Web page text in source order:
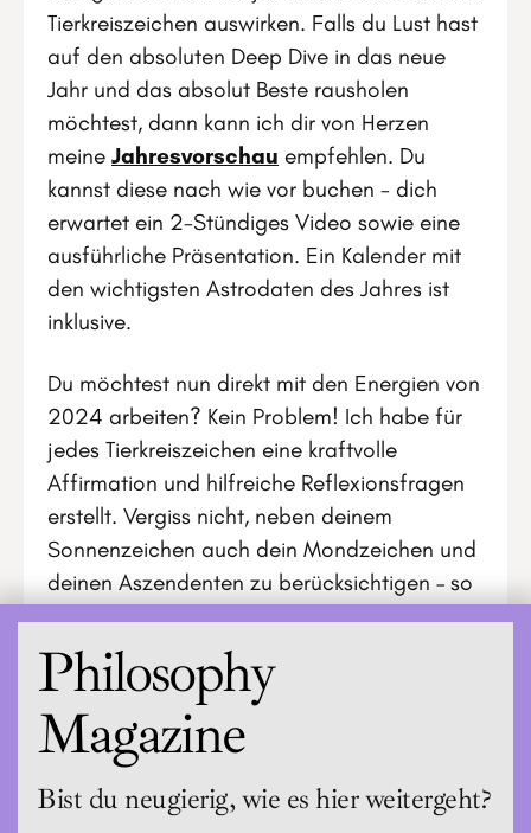
Tierkreiszeichen auswirken. Falls du Lust hast
auf den absoluten Deep Dive in das neue
Jahr und das absolut Beste rausholen
möchtest, dann kann ich dir von Herzen
meine Jahresvorschau empfehlen. Du
kannst diese nach wie vor buchen - dich
erwartet ein 2-Stündiges Video sowie eine
ausführliche Präsentation. Ein Kalender mit
den wichtigsten Astrodaten des Jahres ist
inklusive.
Du möchtest nun direkt mit den Energien von
2024 arbeiten? Kein Problem! Ich habe für
jedes Tierkreiszeichen eine kraftvolle
Affirmation und hilfreiche Reflexionsfragen
erstellt. Vergiss nicht, neben deinem
Sonnenzeichen auch dein Mondzeichen und
deinen Aszendenten zu berücksichtigen – so
Philosophy
Magazine
Bist du neugierig, wie es hier weitergeht?